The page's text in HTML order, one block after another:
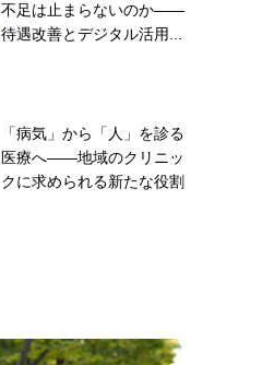
不足は止まらないのか――
待遇改善とデジタル活用...
「病気」から「人」を診る
医療へ――地域のクリニッ
クに求められる新たな役割